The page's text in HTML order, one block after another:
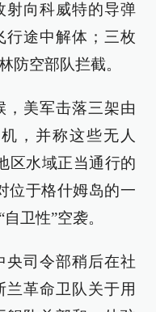
射向科威特的导弹
行途中解体；三枚
防空部队拦截。
，美军击落三架由
，并称这些无人
区水域正当通行的
位于格什姆岛的一
卫性”空袭。
央司令部稍后在社
革命卫队关于用